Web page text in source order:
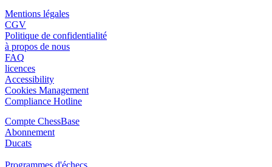
Mentions légales
CGV
Politique de confidentialité
à propos de nous
FAQ
licences
Accessibility
Cookies Management
Compliance Hotline
Compte ChessBase
Abonnement
Ducats
Programmes d'échecs